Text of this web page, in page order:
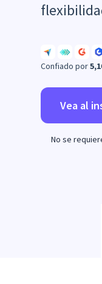
Confiado por
Vea al
No se